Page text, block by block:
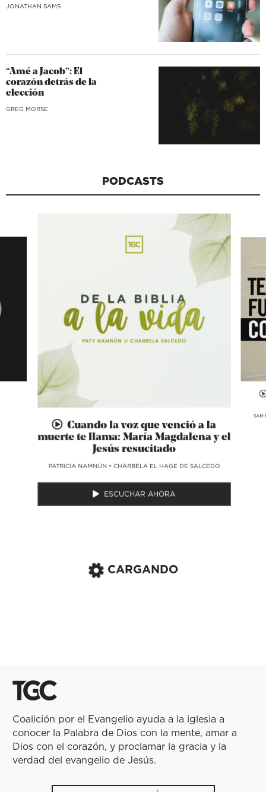
JONATHAN SAMS
“Amé a Jacob”: El
corazón detrás de la
elección
GREG MORSE
PODCASTS
Cuando la voz que venció a la
muerte te llama: María Magdalena y el
Jesús resucitado
​PATRICIA NAMNÚN •CHÁRBELA EL HAGE DE SALCEDO
ESCUCHAR AHORA
SAM
CARGANDO
Coalición por el Evangelio ayuda a la iglesia a
conocer la Palabra de Dios con la mente, amar a
Dios con el corazón, y proclamar la gracia y la
verdad del evangelio de Jesús.